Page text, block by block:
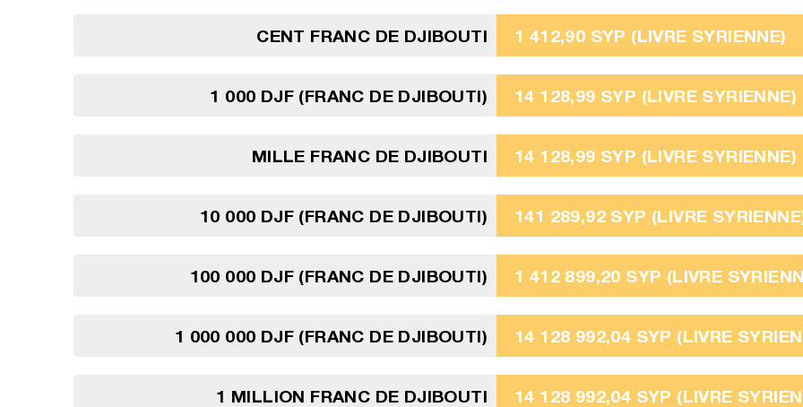
CENT FRANC DE DJIBOUTI 1 412,90 SYP (LIVRE SYRIENNE)
1 000 DJF (FRANC DE DJIBOUTI) 14 128,99 SYP (LIVRE SYRIENNE)
MILLE FRANC DE DJIBOUTI 14 128,99 SYP (LIVRE SYRIENNE)
10 000 DJF (FRANC DE DJIBOUTI) 141 289,92 SYP (LIVRE
100 000 DJF (FRANC DE DJIBOUTI) 1 412 899,20 SYP (LIVRE
1 000 000 DJF (FRANC DE DJIBOUTI) 14 128 992,04 SYP (LIVRE
1 MILLION FRANC DE DJIBOUTI 14 128 992,04 SYP (LIVRE